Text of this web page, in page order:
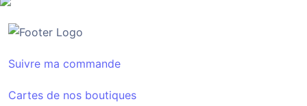
Suivre ma commande
Cartes de nos boutiques